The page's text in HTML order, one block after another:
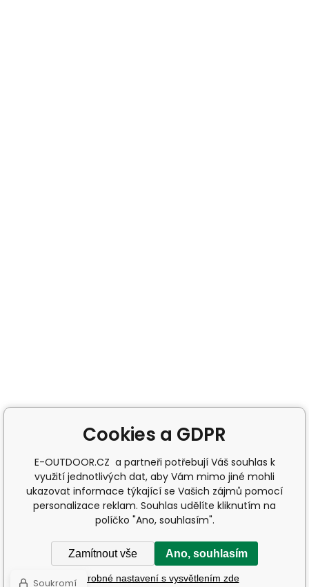
Cookies a GDPR
E-OUTDOOR.CZ a partneři potřebují Váš souhlas k
využití jednotlivých dat, aby Vám mimo jiné mohli
ukazovat informace týkající se Vašich zájmů pomocí
personalizace reklam. Souhlas udělíte kliknutím na
políčko "Ano, souhlasím".
Zamítnout vše Ano, souhlasím
Podrobné nastavení s vysvětlením zde
Soukromí